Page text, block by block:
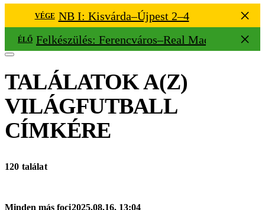
VÉGE NB I: Kisvárda–Újpest 2–4
ÉLŐ Felkészülés: Ferencváros–Real Madrid 1–2
TALÁLATOK A(Z)
VILÁGFUTBALL
CÍMKÉRE
120 találat
Minden más foci2025.08.16. 13:04